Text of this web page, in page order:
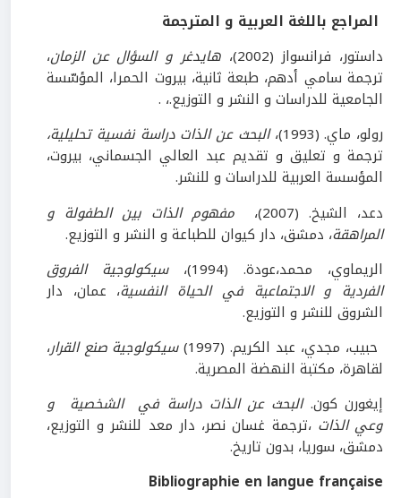
المراجع باللغة العربية و المترجمة
داستور، فرانسواز (2002)،
هايدغر و السؤال عن الزمان،
ترجمة سامي أدهم، طبعة ثانية، بيروت الحمرا، المؤسّسة
الجامعية للدراسات و النشر و التوزيع.، .
رولو، ماي. (1993)،
البحث عن الذات دراسة نفسية تحليلية،
ترجمة و تعليق و تقديم عبد العالي الجسماني، بيروت،
المؤسسة العربية للدراسات و للنشر.
دعد، الشيخ. (2007)،
مفهوم الذات بين الطفولة و
المراهقة، دمشق، دار كيوان للطباعة و النشر و التوزيع.
الريماوي، محمد،عودة. (1994)،
سيكولوجية الفروق
الفردية و الاجتماعية في الحياة النفسية، عمان، دار
الشروق للنشر و التوزيع.
حبيب، مجدي، عبد الكريم. (1997)
سيكولوجية صنع القرار،
لقاهرة، مكتبة النهضة المصرية.
إيغورن كون.البحث عن الذات دراسة في الشخصية و
وعي الذات ،ترجمة غسان نصر، دار معد للنشر و التوزيع،
دمشق، سوريا، بدون تاريخ.
Bibliographie en langue française